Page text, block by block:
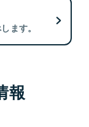
ます。
報